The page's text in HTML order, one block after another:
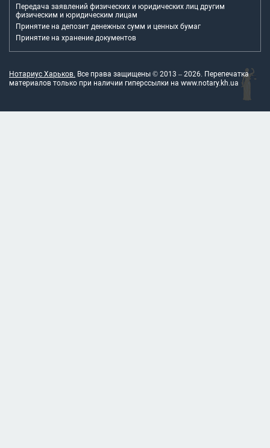
Передача заявлений физических и юридических лиц другим
физическим и юридическим лицам
Принятие на депозит денежных сумм и ценных бумаг
Принятие на хранение документов
Нотариус Харьков. Все права защищены © 2013 – 2026. Перепечатка
материалов только при наличии гиперссылки на www.notary.kh.ua